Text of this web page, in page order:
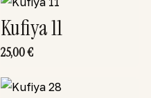
Kufiya 11
25,00€